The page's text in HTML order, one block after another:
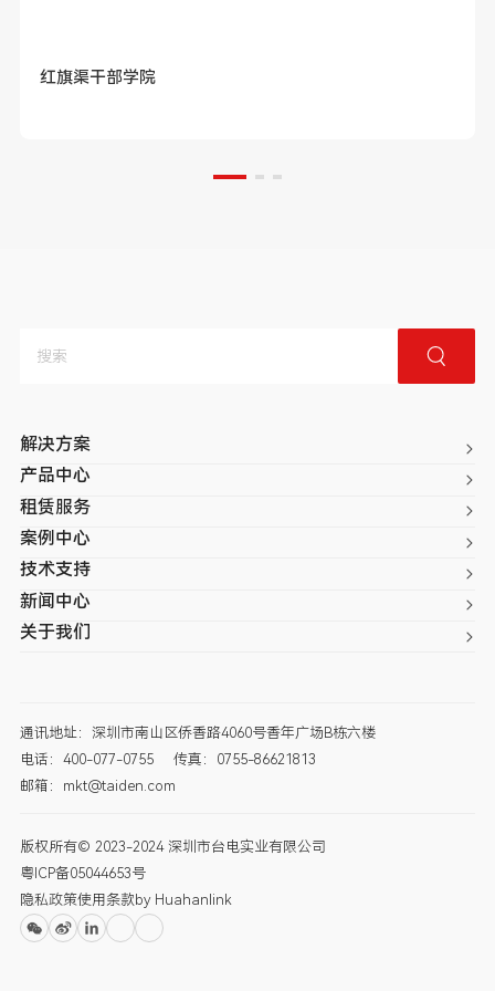
红旗渠干部学院
解决方案
产品中心
租赁服务
案例中心
技术支持
新闻中心
关于我们
通讯地址：深圳市南山区侨香路4060号香年广场B栋六楼
电话：400-077-0755
传真：0755-86621813
邮箱：mkt@taiden.com
版权所有© 2023-2024 深圳市台电实业有限公司
粤ICP备05044653号
隐私政策使用条款 by Huahanlink